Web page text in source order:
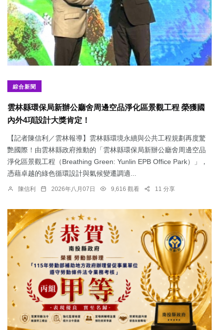
綜合新聞
雲林縣環保局新辦公廳舍周邊空品淨化區景觀工程 榮獲國
內外4項設計大獎肯定！
【記者陳信利／雲林報導】雲林縣環境永續與公共工程規劃再度驚
艷國際！由雲林縣政府推動的「雲林縣環保局新辦公廳舍周邊空品
淨化區景觀工程（Breathing Green: Yunlin EPB Office Park）」，
憑藉卓越的綠色循環設計與氣候變遷調適...
陳信利 2026年八月07日 9,616 觀看 11 分享